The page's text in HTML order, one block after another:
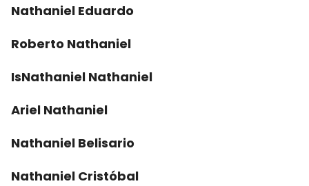
Nathaniel Eduardo
Roberto Nathaniel
IsNathaniel Nathaniel
Ariel Nathaniel
Nathaniel Belisario
Nathaniel Cristóbal